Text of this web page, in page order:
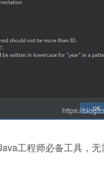
工程师必备工具，无